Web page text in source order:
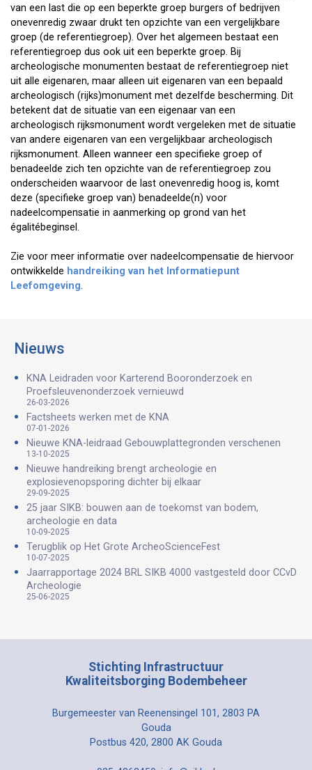
van een last die op een beperkte groep burgers of bedrijven
onevenredig zwaar drukt ten opzichte van een vergelijkbare
groep (de referentiegroep). Over het algemeen bestaat een
referentiegroep dus ook uit een beperkte groep. Bij
archeologische monumenten bestaat de referentiegroep niet
uit alle eigenaren, maar alleen uit eigenaren van een bepaald
archeologisch (rijks)monument met dezelfde bescherming. Dit
betekent dat de situatie van een eigenaar van een
archeologisch rijksmonument wordt vergeleken met de situatie
van andere eigenaren van een vergelijkbaar archeologisch
rijksmonument. Alleen wanneer een specifieke groep of
benadeelde zich ten opzichte van de referentiegroep zou
onderscheiden waarvoor de last onevenredig hoog is, komt
deze (specifieke groep van) benadeelde(n) voor
nadeelcompensatie in aanmerking op grond van het
égalitébeginsel.
Zie voor meer informatie over nadeelcompensatie de hiervoor
ontwikkelde handreiking van het Informatiepunt
Leefomgeving.
Nieuws
KNA Leidraden voor Karterend Booronderzoek en
Proefsleuvenonderzoek vernieuwd
26-03-2026
Factsheets werken met de KNA
07-01-2026
Nieuwe KNA-leidraad Gebouwplattegronden verschenen
13-10-2025
Nieuwe handreiking brengt archeologie en
explosievenopsporing dichter bij elkaar
29-09-2025
25 jaar SIKB: bouwen aan de toekomst van bodem,
archeologie en data
10-09-2025
Terugblik op Het Grote ArcheoScienceFest
10-07-2025
Jaarrapportage 2024 BRL SIKB 4000 vastgesteld door CCvD
Archeologie
25-06-2025
Stichting Infrastructuur
Kwaliteitsborging Bodembeheer
Burgemeester van Reenensingel 101, 2803 PA
Gouda
Postbus 420, 2800 AK Gouda